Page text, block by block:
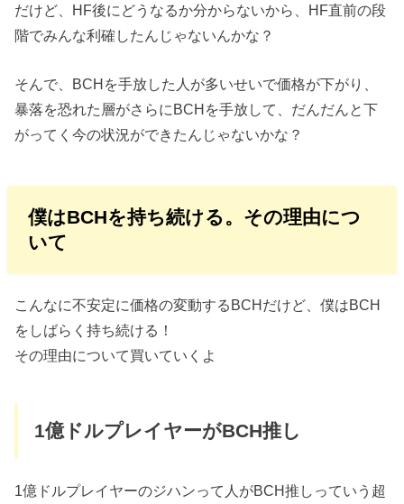
だけど、HF後にどうなるか分からないから、HF直前の段
階でみんな利確したんじゃないんかな？
そんで、BCHを手放した人が多いせいで価格が下がり、
暴落を恐れた層がさらにBCHを手放して、だんだんと下
がってく今の状況ができたんじゃないかな？
僕はBCHを持ち続ける。その理由につ
いて
こんなに不安定に価格の変動するBCHだけど、僕はBCH
をしばらく持ち続ける！
その理由について買いていくよ
1億ドルプレイヤーがBCH推し
1億ドルプレイヤーのジハンって人がBCH推しっていう超